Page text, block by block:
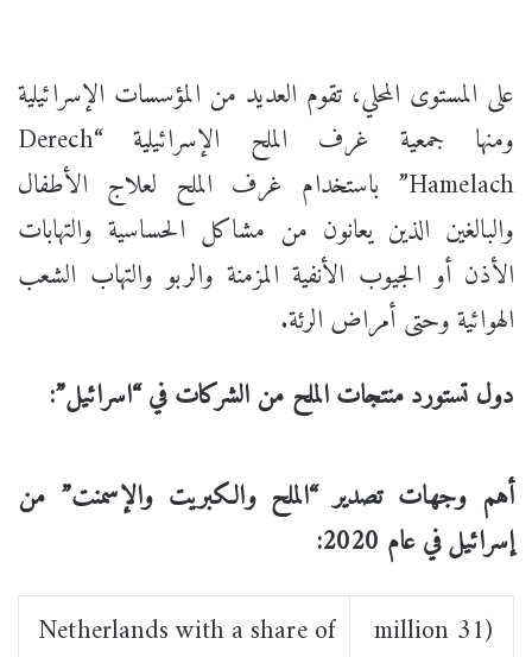
على المستوى المحلي، تقوم العديد من المؤسسات الإسرائيلية
ومنها جمعية غرف الملح الإسرائيلية “Derech
Hamelach” باستخدام غرف الملح لعلاج الأطفال
والبالغين الذين يعانون من مشاكل الحساسية والتهابات
الأذن أو الجيوب الأنفية المزمنة والربو والتهاب الشعب
الهوائية وحتى أمراض الرئة.
دول تستورد منتجات الملح من الشركات في “اسرائيل”:
أهم وجهات تصدير “الملح والكبريت والإسمنت” من
إسرائيل في عام 2020:
(31 million
Netherlands with a share of